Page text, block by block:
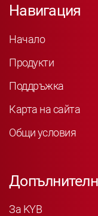
Навигация
Начало
Продукти
Поддръжка
Карта на сайта
Общи условия
За KYB